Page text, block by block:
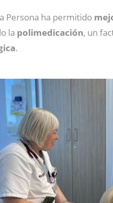
Persona ha permitido
la polimedicación, un
.